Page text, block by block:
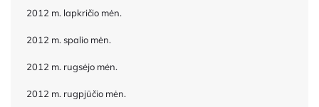
2012 m. lapkričio mėn.
2012 m. spalio mėn.
2012 m. rugsėjo mėn.
2012 m. rugpjūčio mėn.